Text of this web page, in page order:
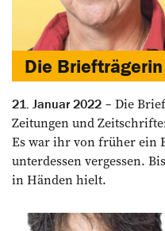
Die
21. Januar 2022
Die
Zeitungen und
Es war ihr von früher ein
unterdessen vergessen.
in Händen hielt.